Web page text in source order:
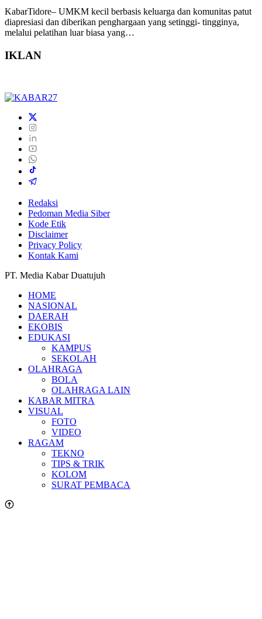
KabarTidore– UMKM kecil berbasis keluarga dan komunitas patut
diapresiasi dan diberikan penghargaan yang setinggi- tingginya,
melalui pelatihan luar biasa yang…
IKLAN
Redaksi
Pedoman Media Siber
Kode Etik
Disclaimer
Privacy Policy
Kontak Kami
PT. Media Kabar Duatujuh
HOME
NASIONAL
DAERAH
EKOBIS
EDUKASI
KAMPUS
SEKOLAH
OLAHRAGA
BOLA
OLAHRAGA LAIN
KABAR MITRA
VISUAL
FOTO
VIDEO
RAGAM
TEKNO
TIPS & TRIK
KOLOM
SURAT PEMBACA